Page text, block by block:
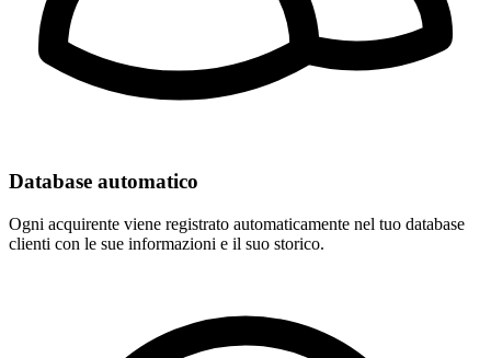
Database automatico
Ogni acquirente viene registrato automaticamente nel tuo database
clienti con le sue informazioni e il suo storico.